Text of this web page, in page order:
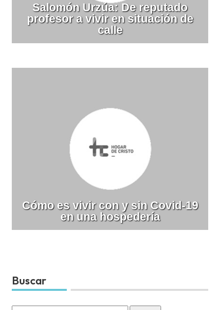
Salomón Urzúa: De reputado
profesor a vivir en situación de
calle
Cómo es vivir con y sin Covid-19
en una hospedería
Buscar